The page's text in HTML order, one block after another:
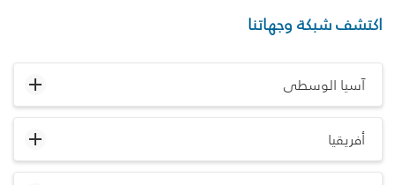
اكتشف شبكة وجهاتنا
آسيا الوسطى
أفريقيا